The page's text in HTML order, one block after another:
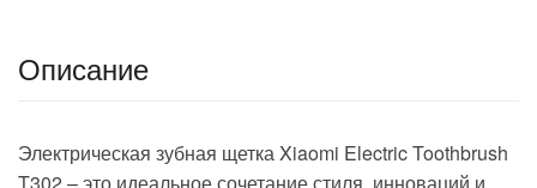
Описание
Электрическая зубная щетка Xiaomi Electric Toothbrush